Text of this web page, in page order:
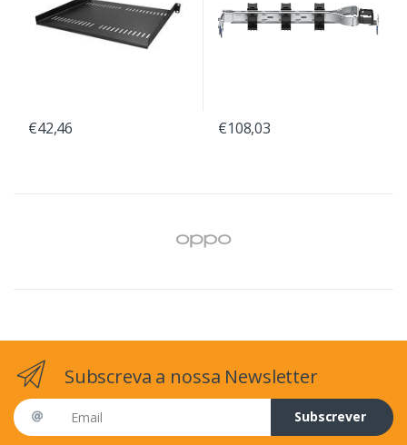
€42,46 €108,03
Subscreva a nossa Newsletter
Email address
Subscrever